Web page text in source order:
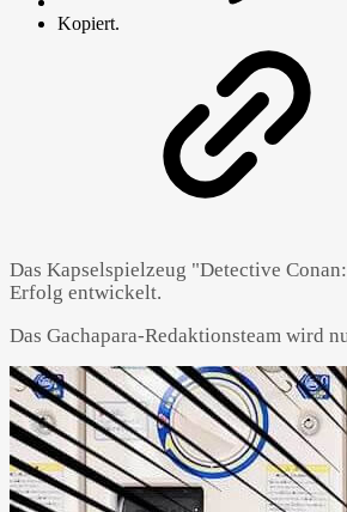
Kopiert.
Das Kapselspielzeug "Detective
Erfolg entwickelt.
Das Gachapara-Redaktionsteam wird